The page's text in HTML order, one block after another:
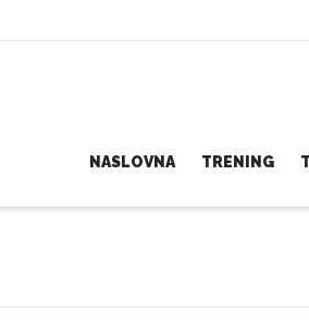
NASLOVNA TRENING